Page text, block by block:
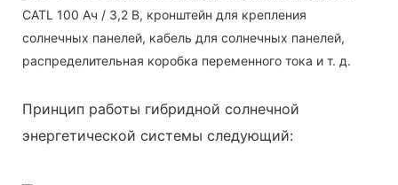
CATL 100 Ач / 3,2 В, кронштейн для крепления
солнечных панелей, кабель для солнечных панелей,
распределительная коробка переменного тока и т. д.
Принцип работы гибридной солнечной
энергетической системы следующий: